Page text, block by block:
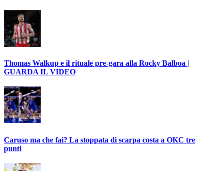
Thomas Walkup e il rituale pre-gara alla Rocky Balboa |
GUARDA IL VIDEO
Caruso ma che fai? La stoppata di scarpa costa a OKC tre
punti